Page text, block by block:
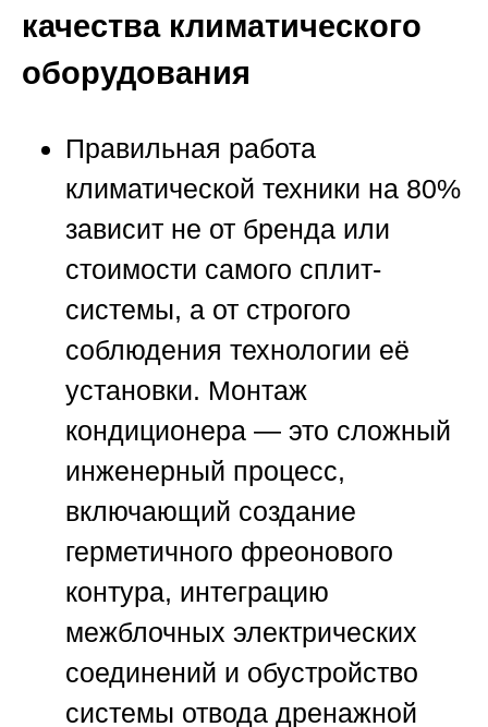
качества климатического
оборудования
Правильная работа
климатической техники на 80%
зависит не от бренда или
стоимости самого сплит-
системы, а от строгого
соблюдения технологии её
установки. Монтаж
кондиционера — это сложный
инженерный процесс,
включающий создание
герметичного фреонового
контура, интеграцию
межблочных электрических
соединений и обустройство
системы отвода дренажной